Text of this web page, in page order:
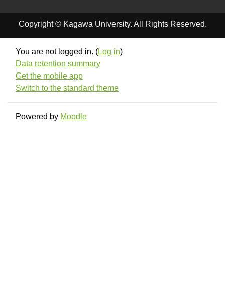
Copyright © Kagawa University. All Rights Reserved.
You are not logged in. (Log in)
Data retention summary
Get the mobile app
Switch to the standard theme
Powered by Moodle